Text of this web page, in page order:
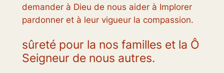
demander à Dieu de nous aider à Implorer
pardonner et à leur vigueur la compassion.
sûreté pour la nos familles et la Ô
Seigneur de nous autres.